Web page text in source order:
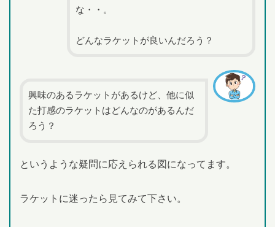
な・・。
どんなラケットが良いんだろう？
興味のあるラケットがあるけど、他に似
た打感のラケットはどんなのがあるんだ
ろう？
というような疑問に応えられる図になってます。
ラケットに迷ったら見てみて下さい。